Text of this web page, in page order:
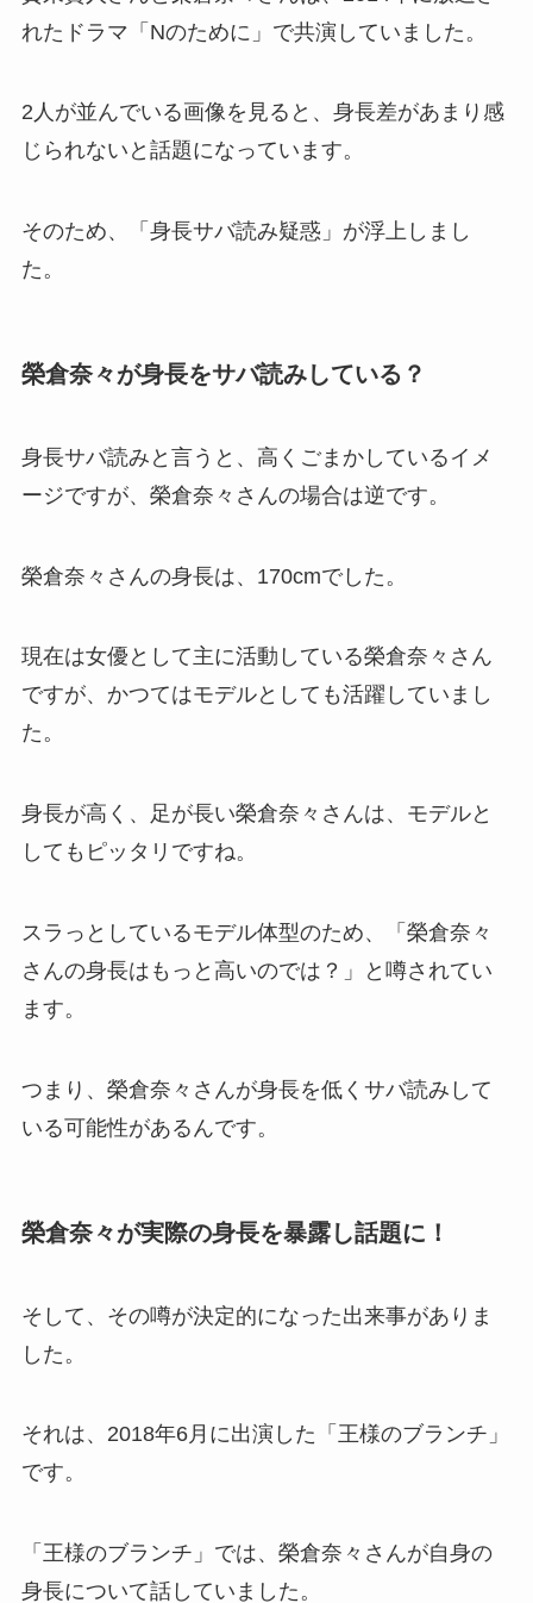
れたドラマ「Nのために」で共演していました。
2人が並んでいる画像を見ると、身長差があまり感
じられないと話題になっています。
そのため、「身長サバ読み疑惑」が浮上しまし
た。
榮倉奈々が身長をサバ読みしている？
身長サバ読みと言うと、高くごまかしているイメ
ージですが、榮倉奈々さんの場合は逆です。
榮倉奈々さんの身長は、170cmでした。
現在は女優として主に活動している榮倉奈々さん
ですが、かつてはモデルとしても活躍していまし
た。
身長が高く、足が長い榮倉奈々さんは、モデルと
してもピッタリですね。
スラっとしているモデル体型のため、「榮倉奈々
さんの身長はもっと高いのでは？」と噂されてい
ます。
つまり、榮倉奈々さんが身長を低くサバ読みして
いる可能性があるんです。
榮倉奈々が実際の身長を暴露し話題に！
そして、その噂が決定的になった出来事がありま
した。
それは、2018年6月に出演した「王様のブランチ」
です。
「王様のブランチ」では、榮倉奈々さんが自身の
身長について話していました。